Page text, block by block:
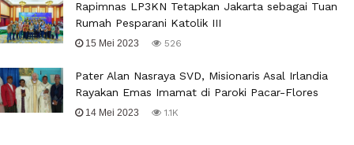
Rapimnas LP3KN Tetapkan Jakarta sebagai Tuan
Rumah Pesparani Katolik III
15 Mei 2023 526
Pater Alan Nasraya SVD, Misionaris Asal Irlandia
Rayakan Emas Imamat di Paroki Pacar-Flores
14 Mei 2023 1.1K